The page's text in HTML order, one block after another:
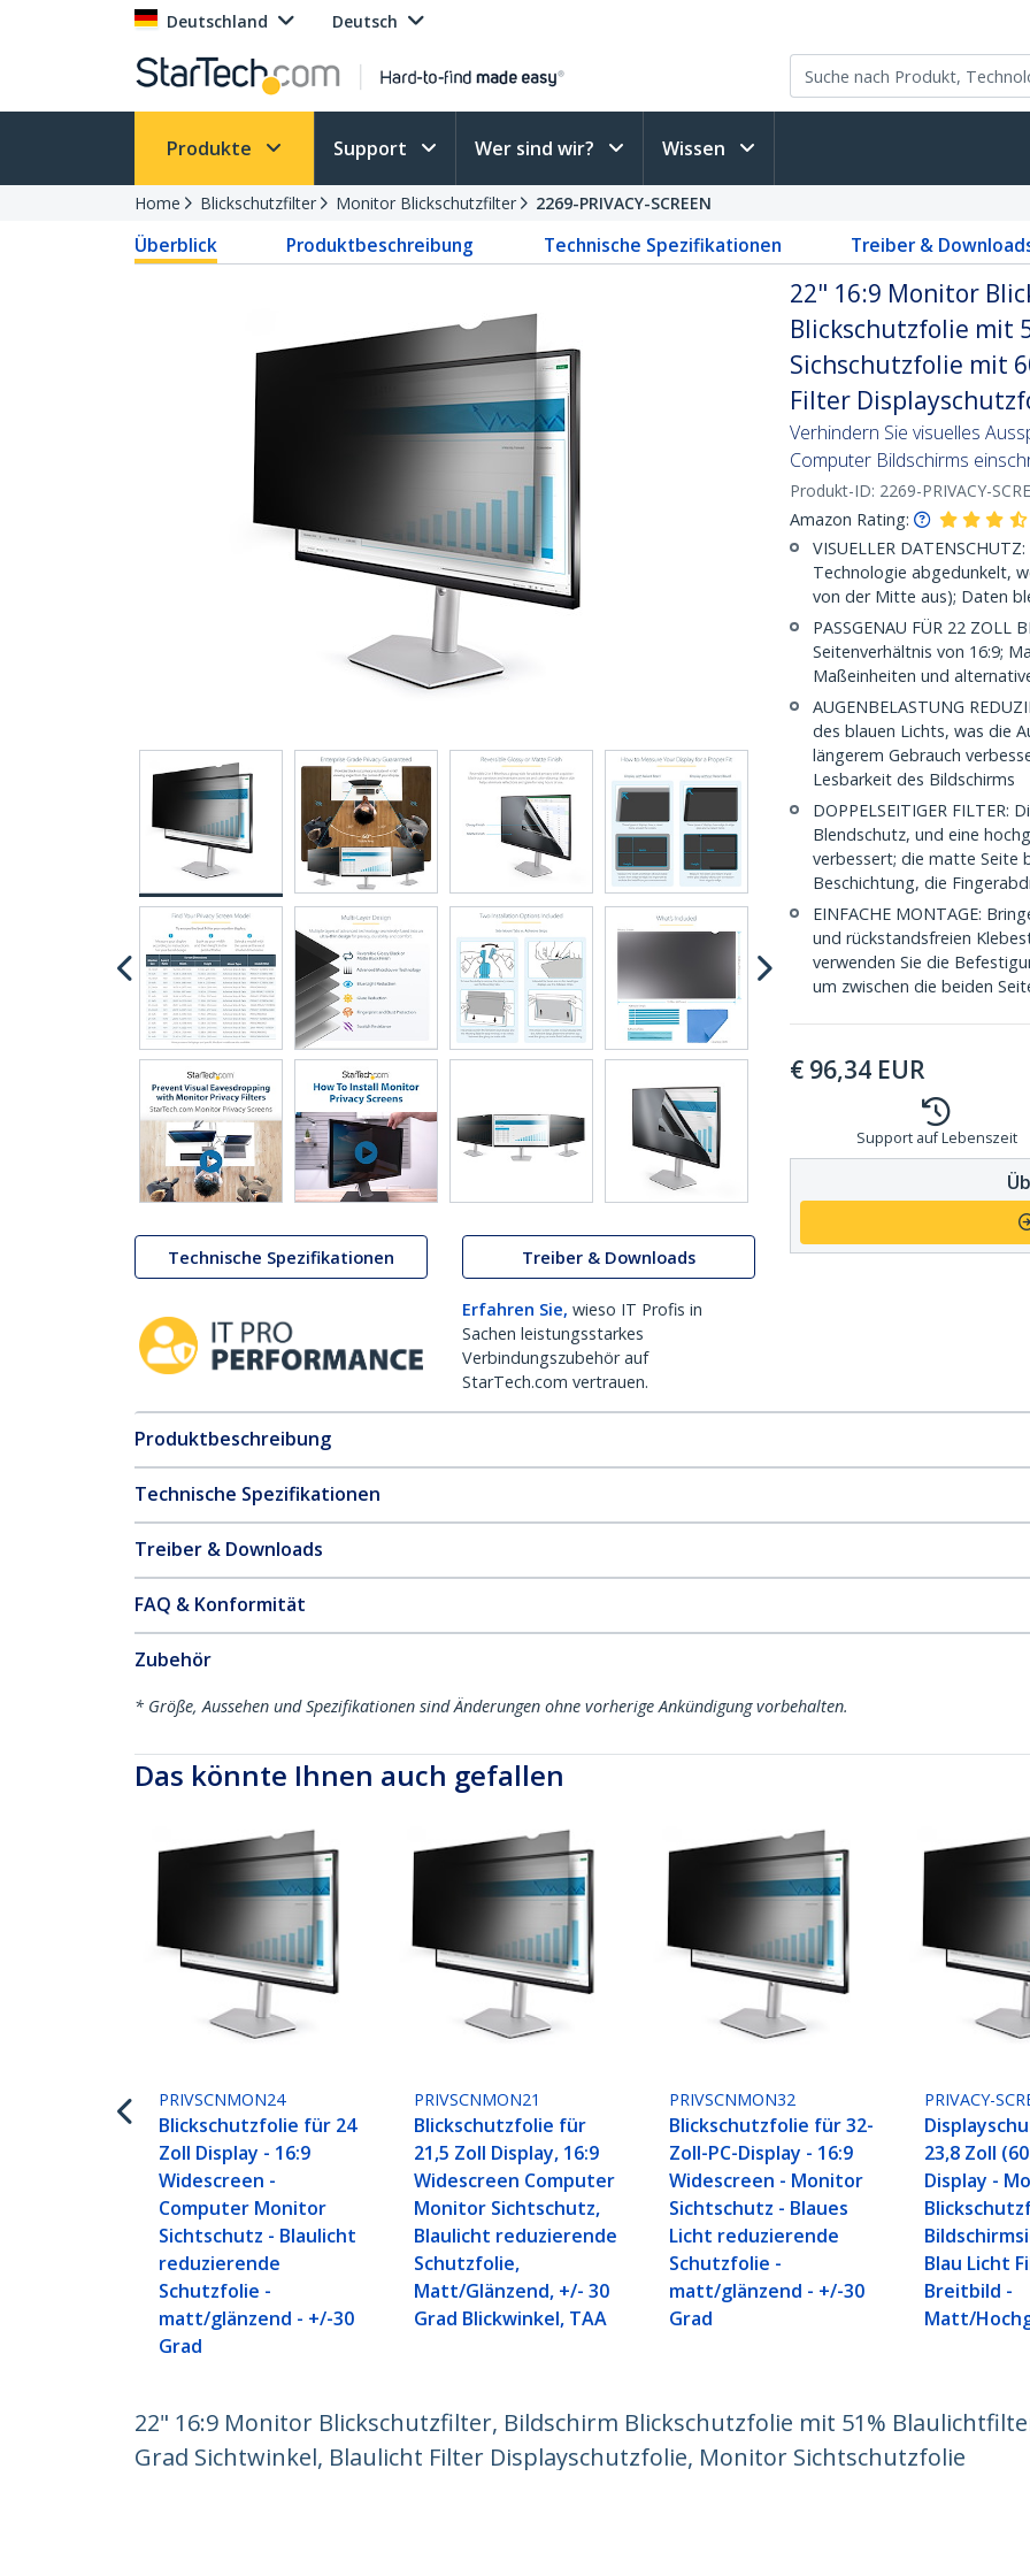
Deutschland Deutsch
Produkte Support Wer sind wir? Wissen
Home Blickschutzfilter Monitor Blickschutzfilter 2269-PRIVACY-SCREEN
Überblick Produktbeschreibung Technische Spezifikationen Treiber &
Technische Spezifikationen Treiber & Downloads
Erfahren Sie, wieso IT Profis in
Sachen leistungsstarkes
Verbindungszubehör auf
StarTech.com vertrauen.
22" 16:9 Monitor
Blickschutzfolie mit
Sichschutzfolie mit
Filter
Verhindern Sie visuelles
Computer Bildschirms
Produkt-ID: 2269-PRIVACY-
Amazon Rating:
VISUELLER
Technologie abgedunkelt,
von der Mitte aus); Daten
PASSGENAU FÜR 22
Seitenverhältnis von 16:9;
Maßeinheiten und
AUGENBELASTUNG
des blauen Lichts, was die
längerem Gebrauch
Lesbarkeit des Bildschirms
DOPPELSEITIGER
Blendschutz, und eine
verbessert; die matte Seite
Beschichtung, die
EINFACHE MONTAGE:
und rückstandsfreien
verwenden Sie die
um zwischen die beiden
€ 96,34 EUR
Support auf Lebenszeit
Produktbeschreibung
Technische Spezifikationen
Treiber & Downloads
FAQ & Konformität
Zubehör
* Größe, Aussehen und Spezifikationen sind Änderungen ohne vorherige Ankündigung vorbehalten.
Das könnte Ihnen auch gefallen
PRIVSCNMON24
Blickschutzfolie für 24
Zoll Display - 16:9
Widescreen -
Computer Monitor
Sichtschutz - Blaulicht
reduzierende
Schutzfolie -
matt/glänzend - +/-30
Grad
PRIVSCNMON21
Blickschutzfolie für
21,5 Zoll Display, 16:9
Widescreen Computer
Monitor Sichtschutz,
Blaulicht reduzierende
Schutzfolie,
Matt/Glänzend, +/- 30
Grad Blickwinkel, TAA
PRIVSCNMON32
Blickschutzfolie für 32-
Zoll-PC-Display - 16:9
Widescreen - Monitor
Sichtschutz - Blaues
Licht reduzierende
Schutzfolie -
matt/glänzend - +/-30
Grad
PRIVACY-
23,8 Zoll
Display -
Blau Licht
Breitbild -
Matt/
22" 16:9 Monitor Blickschutzfilter, Bildschirm Blickschutzfolie mit 51%
Grad Sichtwinkel, Blaulicht Filter Displayschutzfolie, Monitor Sichtschutzfolie